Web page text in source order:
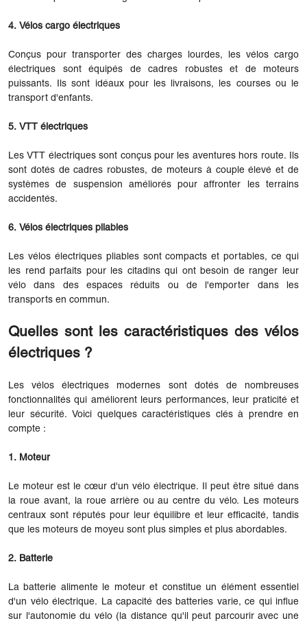
4. Vélos cargo électriques
Conçus pour transporter des charges lourdes, les vélos cargo
électriques sont équipés de cadres robustes et de moteurs
puissants. Ils sont idéaux pour les livraisons, les courses ou le
transport d'enfants.
5. VTT électriques
Les VTT électriques sont conçus pour les aventures hors route. Ils
sont dotés de cadres robustes, de moteurs à couple élevé et de
systèmes de suspension améliorés pour affronter les terrains
accidentés.
6. Vélos électriques pliables
Les vélos électriques pliables sont compacts et portables, ce qui
les rend parfaits pour les citadins qui ont besoin de ranger leur
vélo dans des espaces réduits ou de l'emporter dans les
transports en commun.
Quelles sont les caractéristiques des vélos
électriques ?
Les vélos électriques modernes sont dotés de nombreuses
fonctionnalités qui améliorent leurs performances, leur praticité et
leur sécurité. Voici quelques caractéristiques clés à prendre en
compte :
1. Moteur
Le moteur est le cœur d'un vélo électrique. Il peut être situé dans
la roue avant, la roue arrière ou au centre du vélo. Les moteurs
centraux sont réputés pour leur équilibre et leur efficacité, tandis
que les moteurs de moyeu sont plus simples et plus abordables.
2. Batterie
La batterie alimente le moteur et constitue un élément essentiel
d'un vélo électrique. La capacité des batteries varie, ce qui influe
sur l'autonomie du vélo (la distance qu'il peut parcourir avec une